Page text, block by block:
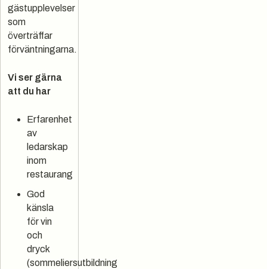
gästupplevelser
som
överträffar
förväntningarna.
Vi ser gärna
att du har
Erfarenhet
av
ledarskap
inom
restaurang
God
känsla
för vin
och
dryck
(sommeliersutbildning